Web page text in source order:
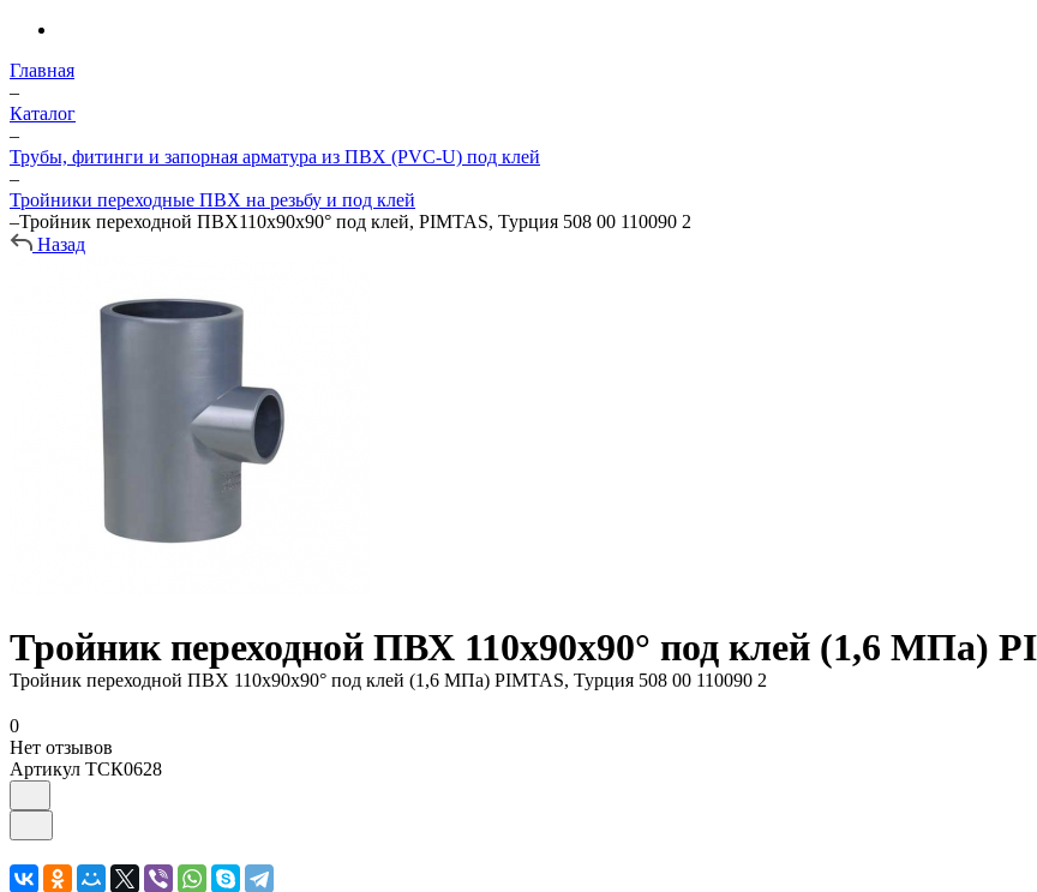
Главная
–
Каталог
–
Трубы, фитинги и запорная арматура из ПВХ (PVC-U) под клей
–
Тройники переходные ПВХ на резьбу и под клей
–Тройник переходной ПВХ110х90х90° под клей, PIMTAS, Турция 508 00 110090 2
Назад
Тройник переходной ПВХ 110х90х90° под клей (1,6 МПа)
Тройник переходной ПВХ 110х90х90° под клей (1,6 МПа) PIMTAS, Турция 508 00 110090 2
0
Нет отзывов
Артикул ТСК0628